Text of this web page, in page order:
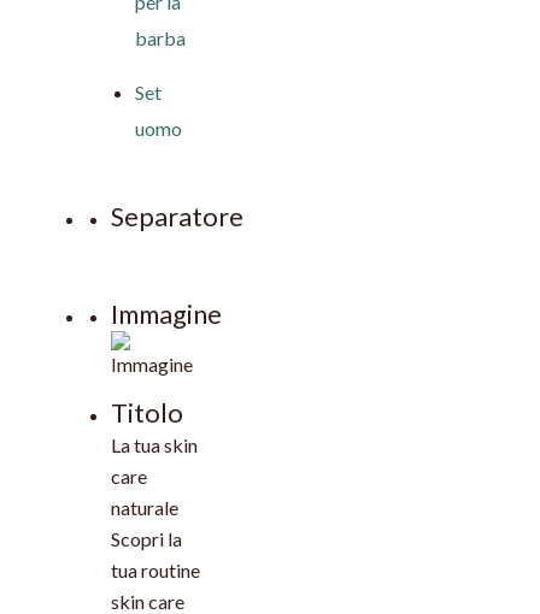
barba
Set
uomo
Separatore
Immagine
Titolo
La tua skin
care
naturale
Scopri la
tua routine
skin care